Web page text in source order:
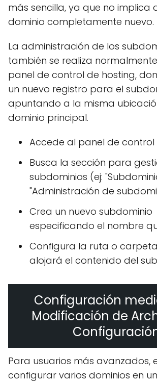
más sencilla, ya que no implica
dominio completamente nuevo.
La administración de los
también se realiza
panel de control de hosting,
un nuevo registro para el
apuntando a la misma
dominio principal.
Accede al panel de control
Busca la sección para
subdominios (ej:
"Administración de
Crea un nuevo subdominio
especificando el nombre
Configura la ruta o
alojará el contenido del
Configuración
Modificación de
Para usuarios más avanzados,
configurar varios dominios en